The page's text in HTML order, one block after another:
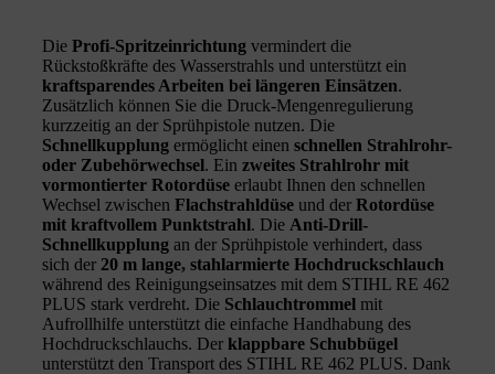
Die Profi-Spritzeinrichtung vermindert die
Rückstoßkräfte des Wasserstrahls und unterstützt ein
kraftsparendes Arbeiten bei längeren Einsätzen.
Zusätzlich können Sie die Druck-Mengenregulierung
kurzzeitig an der Sprühpistole nutzen. Die
Schnellkupplung ermöglicht einen schnellen Strahlrohr-
oder Zubehörwechsel. Ein zweites Strahlrohr mit
vormontierter Rotordüse erlaubt Ihnen den schnellen
Wechsel zwischen Flachstrahldüse und der Rotordüse
mit kraftvollem Punktstrahl. Die Anti-Drill-
Schnellkupplung an der Sprühpistole verhindert, dass
sich der 20 m lange, stahlarmierte Hochdruckschlauch
während des Reinigungseinsatzes mit dem STIHL RE 462
PLUS stark verdreht. Die Schlauchtrommel mit
Aufrollhilfe unterstützt die einfache Handhabung des
Hochdruckschlauchs. Der klappbare Schubbügel
unterstützt den Transport des STIHL RE 462 PLUS. Dank